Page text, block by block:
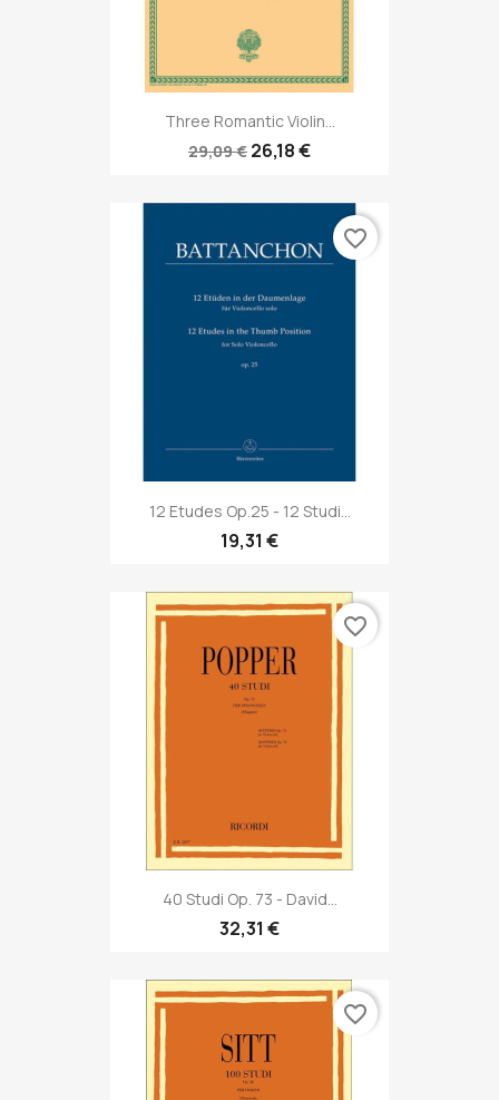
Three Romantic Violin...
29,09 € 26,18 €
12 Etudes Op.25 - 12 Studi...
19,31 €
favorite_border
40 Studi Op. 73 - David...
32,31 €
favorite_border
favorite_border